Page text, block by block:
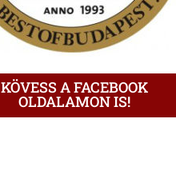
KÖVESS A FACEBOOK
OLDALAMON IS!